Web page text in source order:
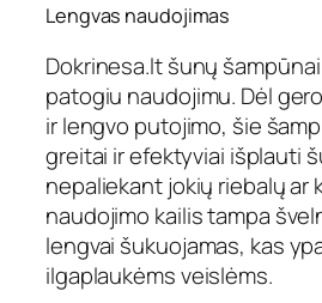
Lengvas naudojimas
Dokrinesa.lt šunų šampūnai
patogiu naudojimu. Dėl
ir lengvo putojimo, šie
greitai ir efektyviai išplauti
nepaliekant jokių riebalų ar
naudojimo kailis tampa
lengvai šukuojamas, kas
ilgaplaukėms veislėms.